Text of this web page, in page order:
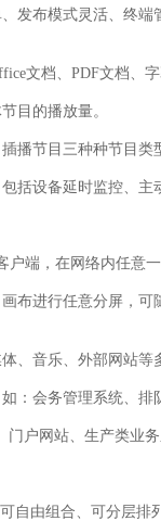
、发布模式灵活
Office文档、PDF文档
的播放量。
、插播节目三种种节目类
括设备延时监控、
客户端，在网络内
行任意分屏，可
体、音乐、外部
：会务管理系统、排
户网站、生产类业务系
合、可分层排列 屏幕